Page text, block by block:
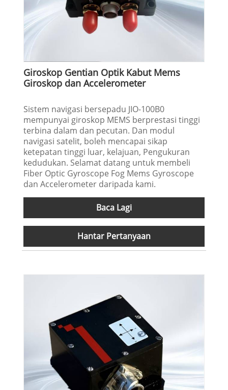
Giroskop Gentian Optik Kabut Mems
Giroskop dan Accelerometer
Sistem navigasi bersepadu JIO-100B0
mempunyai giroskop MEMS berprestasi tinggi
terbina dalam dan pecutan. Dan modul
navigasi satelit, boleh mencapai sikap
ketepatan tinggi luar, kelajuan, Pengukuran
kedudukan. Selamat datang untuk membeli
Fiber Optic Gyroscope Fog Mems Gyroscope
dan Accelerometer daripada kami.
Baca Lagi
Hantar Pertanyaan